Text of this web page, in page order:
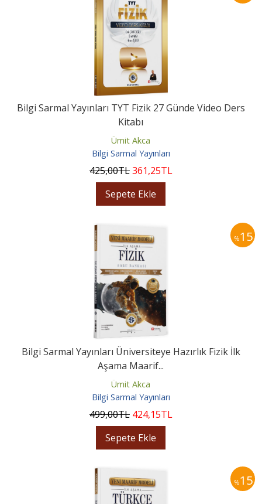
Bilgi Sarmal Yayınları TYT Fizik 27 Günde Video Ders
Kitabı
Ümit Akca
Bilgi Sarmal Yayınları
425,00TL361,25TL
Sepete Ekle
%15
Bilgi Sarmal Yayınları Üniversiteye Hazırlık Fizik İlk
Aşama Maarif...
Ümit Akca
Bilgi Sarmal Yayınları
499,00TL 424,15TL
Sepete Ekle
%15